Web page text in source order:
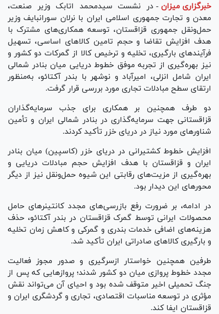
خبرگزاری میزان - در نشست سیدمحمد اتابک وزیر صنعت،
معدن و تجارت جمهوری اسلامی ایران با نرلان سورانبایف وزیر
حمل‌ونقل جمهوری قزاقستان، توسعه همکاری‌های مشترک با
هدف افزایش تقاضا و حجم تامین کالا‌های اساسی، تسهیل
فرآیند‌های بارگیری، تخلیه و ترخیص کالا از گمرکات دو کشور و
نیز بهره‌گیری از تجربه موفق خطوط دریایی میان بنادر شمالی
ایران شامل انزلی، امیرآباد و نوشهر با بندر آکتائو، به‌منظور
ارتقای سطح مبادلات تجاری مورد بررسی قرار گرفت.
دو طرف همچنین بر همکاری برای جذب سرمایه‌گذاران
قزاقستانی جهت سرمایه‌گذاری در بنادر شمالی ایران و تأمین
شناور‌های مورد نیاز در دریای خزر تأکید کردند.
افزایش خطوط کشتیرانی در دریای خزر (کاسپین) میان بنادر
ایران و قزاقستان با هدف افزایش حجم مبادلات دریایی و
بهره‌گیری از مزیت‌های رقابتی این شیوه حمل‌ونقل نیز از دیگر
محور‌های این دیدار بود.
در ادامه، بر ضرورت رفع بازرسی‌های مجدد کانتینر‌های حامل
محصولات ایرانی توسط گمرک قزاقستان در بندر آکتائو، حذف
هزینه‌های اضافی خدمات بندری و گمرکی و کاهش زمان تخلیه
و بارگیری کالا‌های صادراتی ایران تأکید شد.
طرفین همچنین خواستار ازسرگیری و صدور مجوز فعالیت
مجدد خطوط پروازی میان دو کشور شدند؛ پرواز‌هایی که پس از
جنگ تحمیلی اخیر متوقف شده بود و احیای آن می‌تواند نقش
مؤثری در توسعه مناسبات اقتصادی، تجاری و گردشگری ایران و
قزاقستان ایفا کند.